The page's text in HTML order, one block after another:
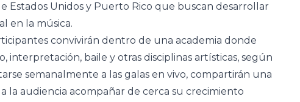
Estados Unidos y Puerto Rico que buscan desarrollar
en la música.
convivirán dentro de una academia donde
interpretación, baile y otras disciplinas artísticas, según
semanalmente a las galas en vivo, compartirán una
la audiencia acompañar de cerca su crecimiento